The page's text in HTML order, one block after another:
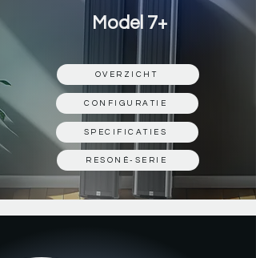
Model 7+
OVERZICHT
CONFIGURATIE
SPECIFICATIES
RESONÉ-SERIE